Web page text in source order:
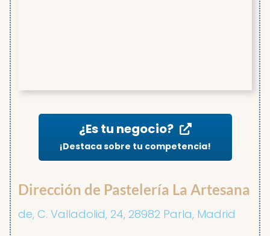
¿Es tu negocio?
¡Destaca sobre tu competencia!
Dirección de Pastelería La Artesana
de, C. Valladolid, 24, 28982 Parla, Madrid